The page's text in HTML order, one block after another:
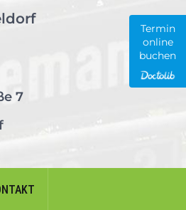
7
Termin
online
buchen